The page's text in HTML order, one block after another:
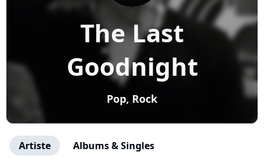
The Last
Goodnight
Pop, Rock
Artiste Albums & Singles